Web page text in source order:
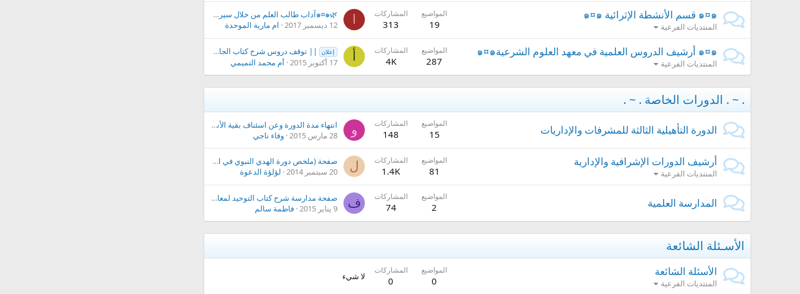
๑¤๑ قسم الأنشطة الإثرائية ๑¤๑
المنتديات الفرعية
المواضيع
19
المشاركات
313 ا
🌿๑¤๑آداب طالب العلم من خلال سيرة ابن عباس رضي الله عنه ๑¤๑🌿
12 ديسمبر 2017
ام مارية الموحدة
๑¤๑ أرشيف الدروس العلمية في معهد العلوم الشرعية๑¤๑
المنتديات الفرعية
المواضيع
287
المشاركات
4K أ إعلان
|| توقف دروس شرح كتاب الجامع لفترة مؤقتة ||
17 أكتوبر 2015
أم محمد التميمي
. ~ . الدورات الخاصة . ~ .
الدورة التأهيلية الثالثة للمشرفات والإداريات المواضيع
15
المشاركات
148 و
انتهاء مدة الدورة وعن اسئناف بقية الأنشطة بدورة مقبلة..
28 مارس 2015
وفاء ناجي
أرشيف الدورات الإشرافية والإدارية
المنتديات الفرعية
المواضيع
81
المشاركات
1.4K ل
صفحة (ملخص دورة الهدي النبوي في الإدارة )
20 سبتمبر 2014
لؤلؤة الدعوة
المدارسة العلمية المواضيع
2
المشاركات
74 ف
صفحة مدارسة شرح كتاب التوحيد لمعالي الشيخ صالح آل الشيخ حفظه الله
9 يناير 2015
فاطمة سالم
الأسـئلة الشائعة
الأسئلة الشائعة
المنتديات الفرعية
المواضيع
0
المشاركات
0 لا شيء